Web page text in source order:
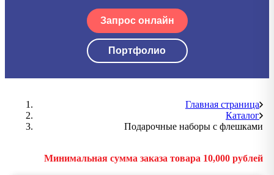
Запрос онлайн
Портфолио
Главная страница
Каталог
Подарочные наборы с флешками
Минимальная сумма заказа товара 10,000 рублей